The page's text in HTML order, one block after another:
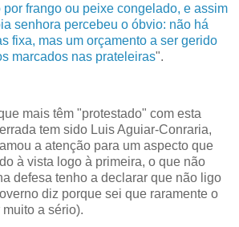
por frango ou peixe congelado, e assim
senhora percebeu o óbvio: não há
fixa, mas um orçamento a ser gerido
marcados nas prateleiras".
mais têm "protestado" com esta
tem sido Luis Aguiar-Conraria,
a atenção para um aspecto que
à vista logo à primeira, o que não
defesa tenho a declarar que não ligo
diz porque sei que raramente o
a sério).